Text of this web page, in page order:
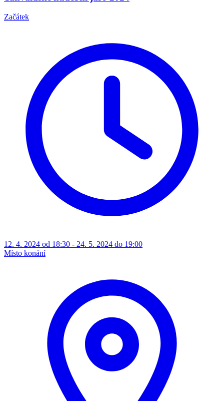
Začátek
12. 4. 2024 od 18:30 - 24. 5. 2024 do 19:00
Místo konání